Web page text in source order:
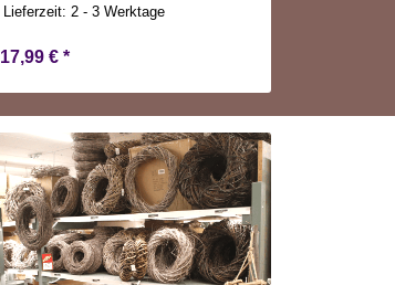
Lieferzeit: 2 - 3 Werktage
17,99 € *